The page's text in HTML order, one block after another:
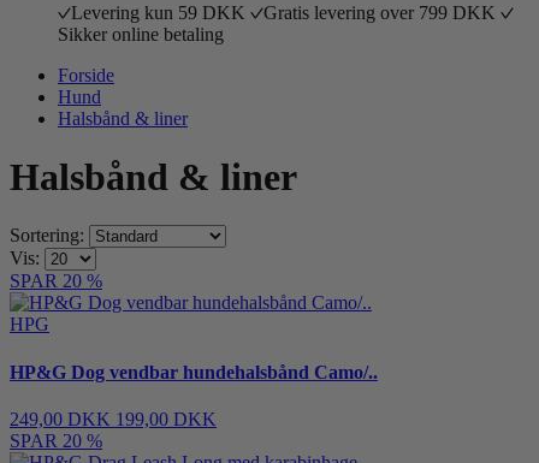
Levering kun 59 DKK
Gratis levering over 799 DKK
Sikker online betaling
Forside
Hund
Halsbånd & liner
Halsbånd & liner
Sortering:
Vis:
SPAR 20 %
HPG
HP&G Dog vendbar hundehalsbånd Camo/..
249,00 DKK 199,00 DKK
SPAR 20 %